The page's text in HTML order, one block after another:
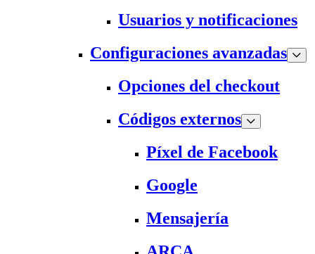
Usuarios y notificaciones
Configuraciones avanzadas
Opciones del checkout
Códigos externos
Píxel de Facebook
Google
Mensajería